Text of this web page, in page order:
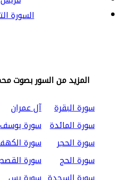
السورة
المزيد من السور بصوت
سورة البقرة
آل عمران
سورة المائدة سورة يوسف
سورة الحجر
سورة
سورة الحج
سورة